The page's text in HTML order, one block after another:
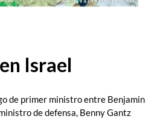
Israel
de primer ministro entre Benjamin
de defensa, Benny Gantz